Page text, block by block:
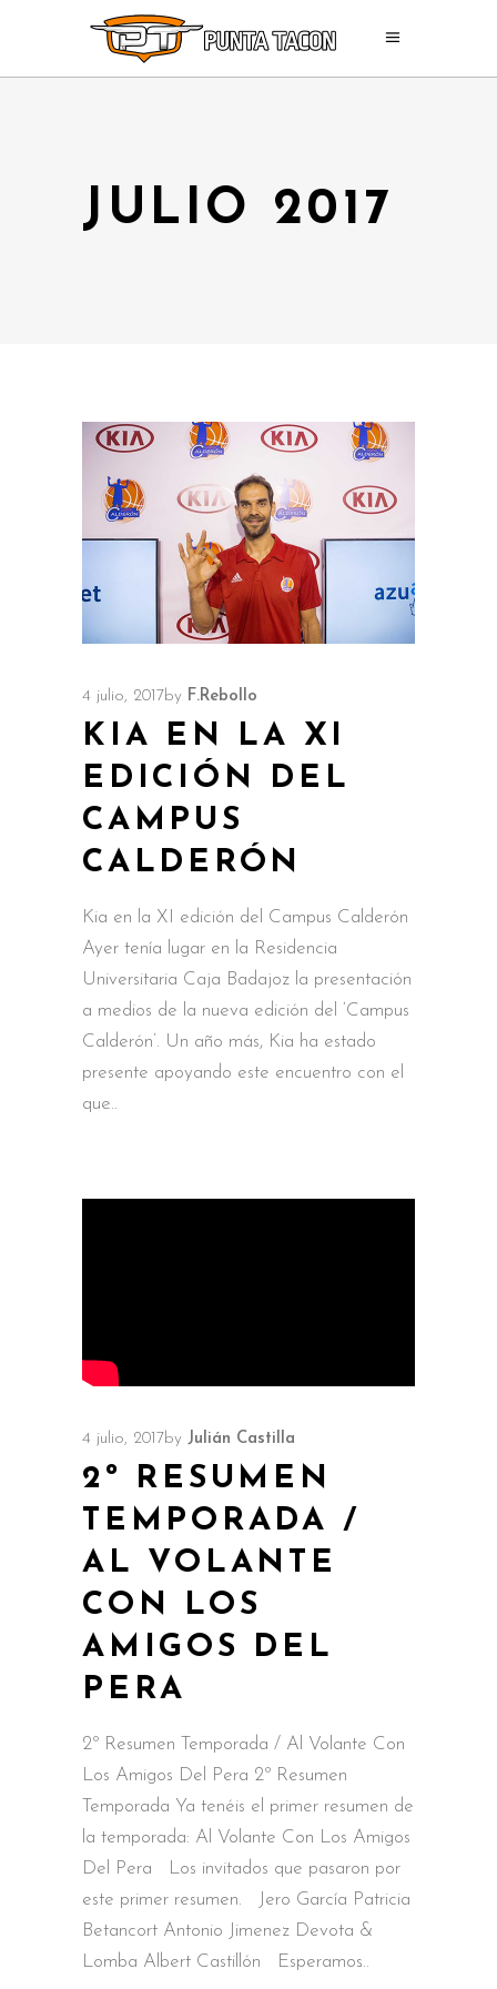
JULIO 2017
4 julio, 2017 by F.Rebollo
KIA EN LA XI
EDICIÓN DEL
CAMPUS
CALDERÓN
Kia en la XI edición del Campus Calderón
Ayer tenía lugar en la Residencia
Universitaria Caja Badajoz la presentación
a medios de la nueva edición del ‘Campus
Calderón’. Un año más, Kia ha estado
presente apoyando este encuentro con el
que
4 julio, 2017 by Julián Castilla
2º RESUMEN
TEMPORADA /
AL VOLANTE
CON LOS
AMIGOS DEL
PERA
2º Resumen Temporada / Al Volante Con
Los Amigos Del Pera 2º Resumen
Temporada Ya tenéis el primer resumen de
la temporada: Al Volante Con Los Amigos
Del Pera Los invitados que pasaron por
este primer resumen. Jero García Patricia
Betancort Antonio Jimenez Devota &
Lomba Albert Castillón Esperamos